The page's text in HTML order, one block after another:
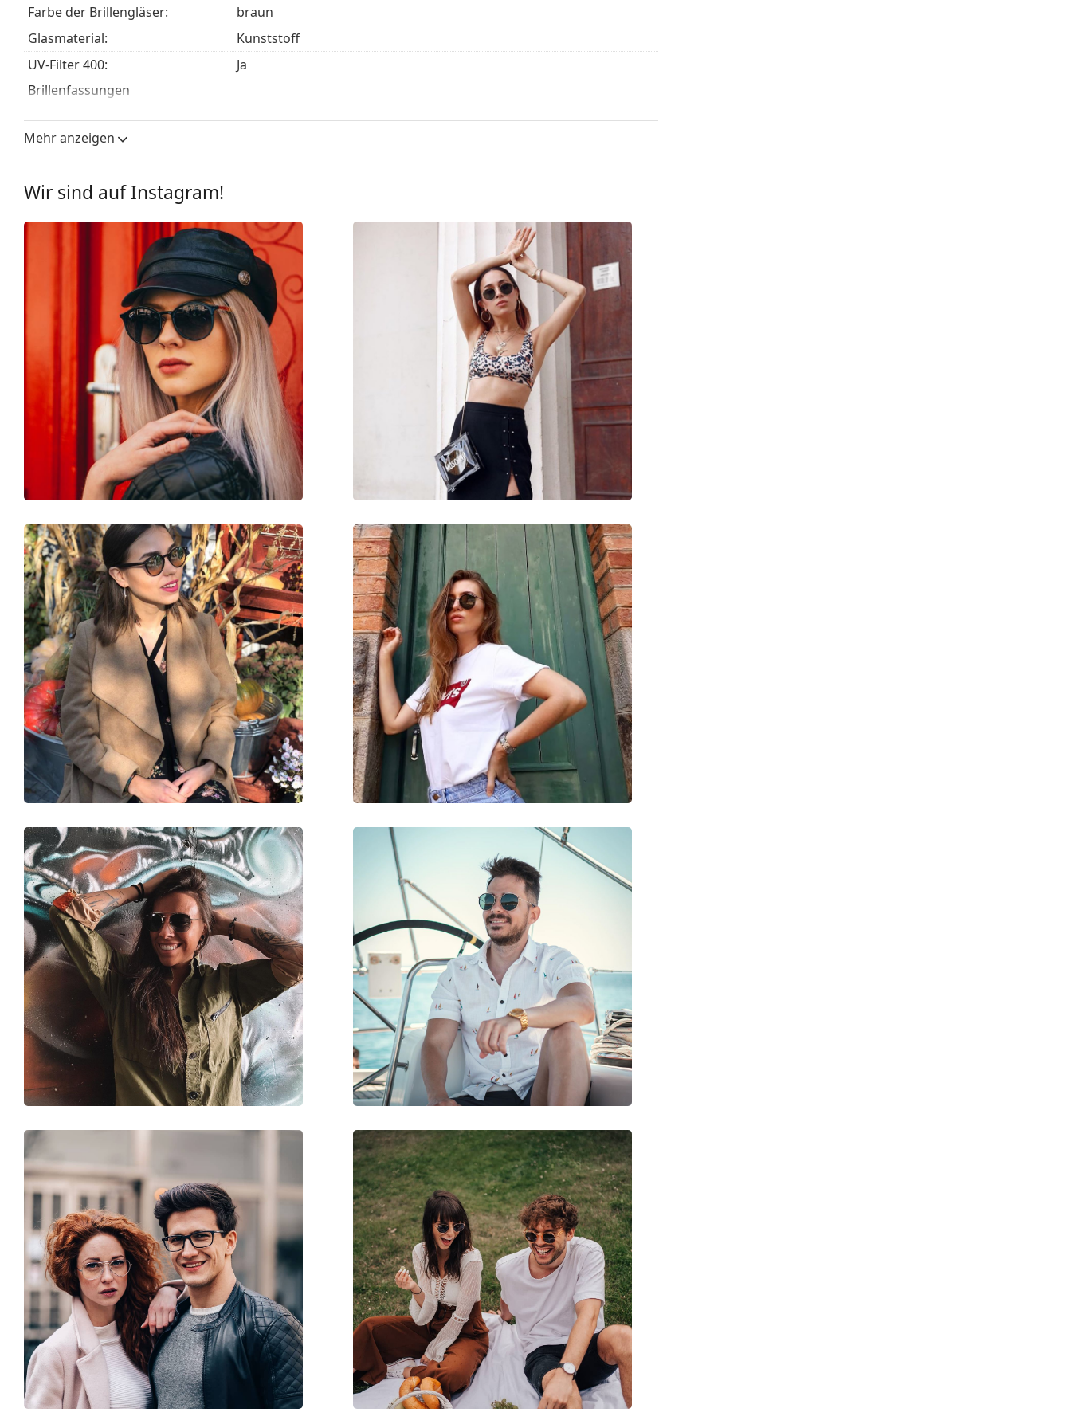
Entdecken Sie das gesamte Sortiment derSonnenbrillen, um weitere Modelle beliebter Marken zu
finden.
Farbe der Brillengläser:
braun
Glasmaterial:
Kunststoff
UV-Filter 400:
Ja
Brillenfassungen
Rahmenform:
Rund
Farbe der Fassung:
Gewicht:
Verstellbare Nasenpads:
Nein
Ja
Reinigungstuch:
Ja
Unisex
Kategorie:
Sonnenbrillen
Marke:
Ray-Ban
Verwendung:
Mode
Mit Stärke verfügbar :
Nein
Mehr anzeigen
Wir sind auf Instagram!